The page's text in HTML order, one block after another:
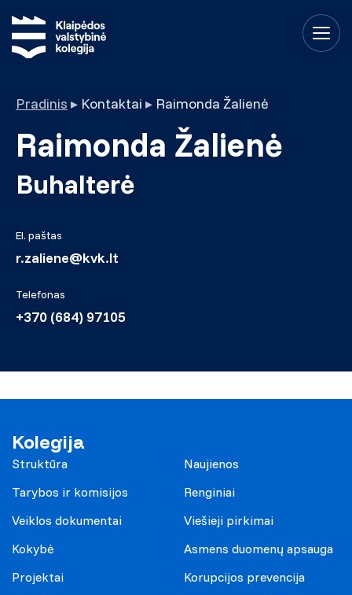
Pradinis ▸ Kontaktai ▸ Raimonda Žalienė
Raimonda Žalienė
Buhalterė
El. paštas
r.zaliene@kvk.lt
Telefonas
+370 (684) 97105
Kolegija
Struktūra
Tarybos ir komisijos
Veiklos dokumentai
Kokybė
Projektai
Naujienos
Renginiai
Viešieji pirkimai
Asmens duomenų apsauga
Korupcijos prevencija